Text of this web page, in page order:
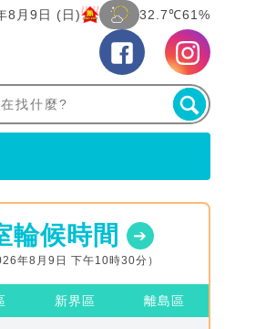
8月9日 (日) 32.7℃61%
輪候時間
年8月9日 下午10時30分）
新界區 離島區